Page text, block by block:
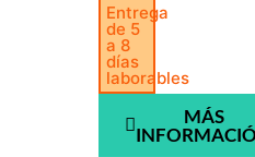
Entrega
de 5
a 8
días
laborables
MÁS